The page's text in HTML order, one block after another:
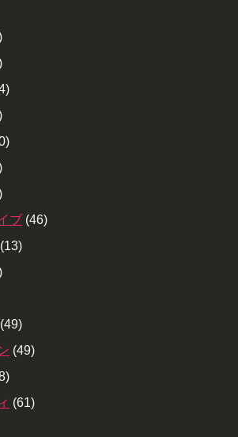
ブ (46)
(13)
(49)
(49)
(61)